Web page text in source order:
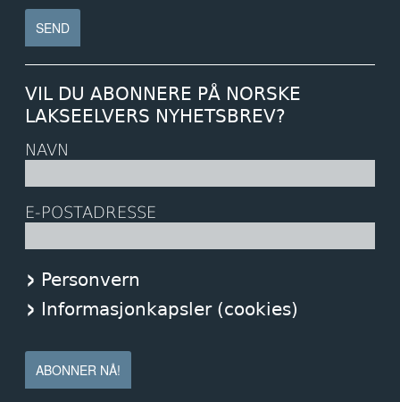
VIL DU ABONNERE PÅ NORSKE
LAKSEELVERS NYHETSBREV?
NAVN
E-POSTADRESSE
Personvern
Informasjonkapsler (cookies)